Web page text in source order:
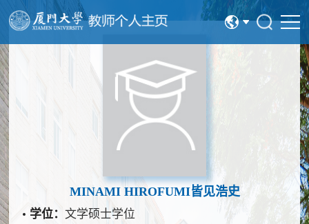
MINAMI HIROFUMI皆见浩史
学位：文学硕士学位